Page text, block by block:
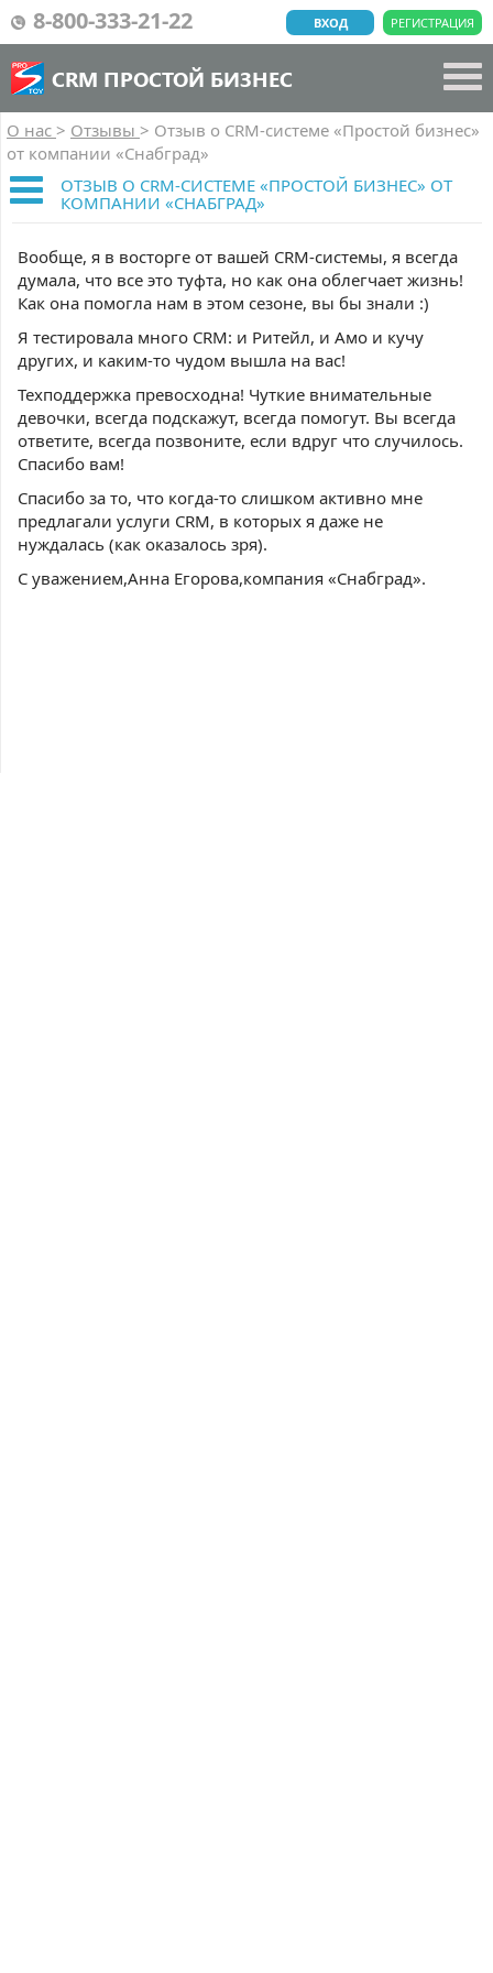
8-800-333-21-22 РЕГИСТРАЦИЯ
ВХОД
CRM ПРОСТОЙ БИЗНЕС
О нас > Отзывы > Отзыв о CRM-системе «Простой бизнес»
от компании «Снабград»
ОТЗЫВ О CRM-СИСТЕМЕ «ПРОСТОЙ БИЗНЕС» ОТ
КОМПАНИИ «СНАБГРАД»
Вообще, я в восторге от вашей CRM-системы, я всегда
думала, что все это туфта, но как она облегчает жизнь!
Как она помогла нам в этом сезоне, вы бы знали :)
Я тестировала много CRM: и Ритейл, и Амо и кучу
других, и каким-то чудом вышла на вас!
Техподдержка превосходна! Чуткие внимательные
девочки, всегда подскажут, всегда помогут. Вы всегда
ответите, всегда позвоните, если вдруг что случилось.
Спасибо вам!
Спасибо за то, что когда-то слишком активно мне
предлагали услуги CRM, в которых я даже не
нуждалась (как оказалось зря).
С уважением,Анна Егорова,компания «Снабград».